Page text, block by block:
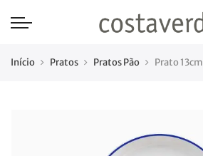
Início Pratos Pratos Pão Prato 13cm